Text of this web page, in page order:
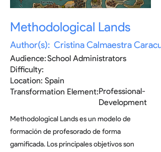
Methodological Lands
Author(s): Cristina Calmaestra
School Administrators
Audience:
Difficulty:
Location: Spain
Transformation Element:Professional-
Development
Methodological Lands es un modelo de
formación de profesorado de forma
gamificada. Los principales objetivos son